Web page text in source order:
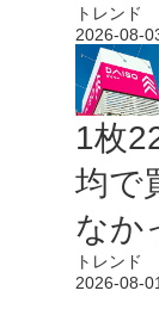
トレンド
2026-08-
1枚
均で
なか
トレンド
2026-08-